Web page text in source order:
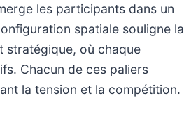
les participants dans un
spatiale souligne la
stratégique, où chaque
Chacun de ces paliers
la tension et la compétition.